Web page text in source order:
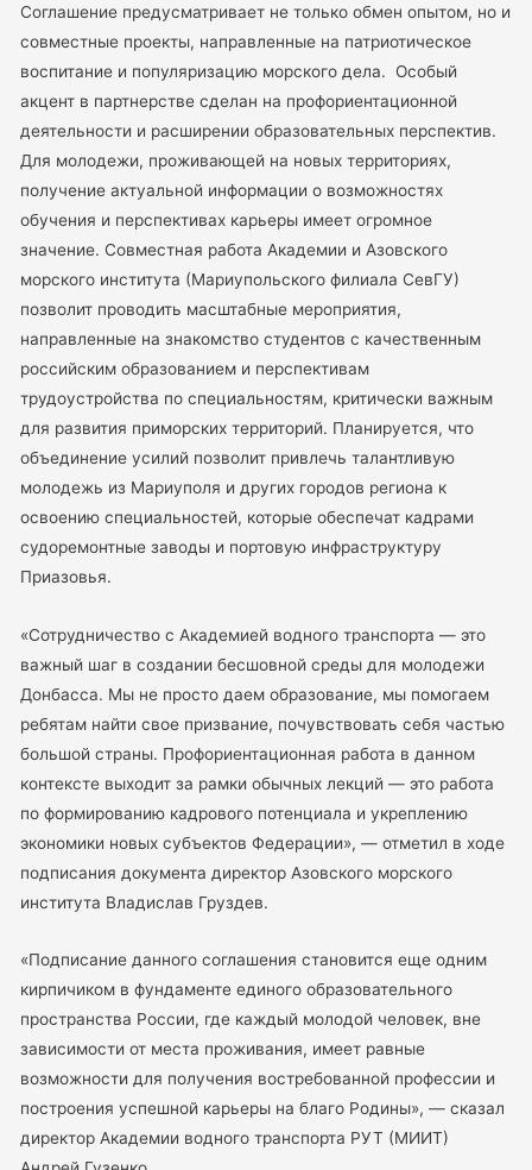
Соглашение предусматривает не только обмен опытом, но и
совместные проекты, направленные на патриотическое
воспитание и популяризацию морского дела. Особый
акцент в партнерстве сделан на профориентационной
деятельности и расширении образовательных перспектив.
Для молодежи, проживающей на новых территориях,
получение актуальной информации о возможностях
обучения и перспективах карьеры имеет огромное
значение. Совместная работа Академии и Азовского
морского института (Мариупольского филиала СевГУ)
позволит проводить масштабные мероприятия,
направленные на знакомство студентов с качественным
российским образованием и перспективам
трудоустройства по специальностям, критически важным
для развития приморских территорий. Планируется, что
объединение усилий позволит привлечь талантливую
молодежь из Мариуполя и других городов региона к
освоению специальностей, которые обеспечат кадрами
судоремонтные заводы и портовую инфраструктуру
Приазовья.
«Сотрудничество с Академией водного транспорта — это
важный шаг в создании бесшовной среды для молодежи
Донбасса. Мы не просто даем образование, мы помогаем
ребятам найти свое призвание, почувствовать себя частью
большой страны. Профориентационная работа в данном
контексте выходит за рамки обычных лекций — это работа
по формированию кадрового потенциала и укреплению
экономики новых субъектов Федерации», — отметил в ходе
подписания документа директор Азовского морского
института Владислав Груздев.
«Подписание данного соглашения становится еще одним
кирпичиком в фундаменте единого образовательного
пространства России, где каждый молодой человек, вне
зависимости от места проживания, имеет равные
возможности для получения востребованной профессии и
построения успешной карьеры на благо Родины», — сказал
директор Академии водного транспорта РУТ (МИИТ)